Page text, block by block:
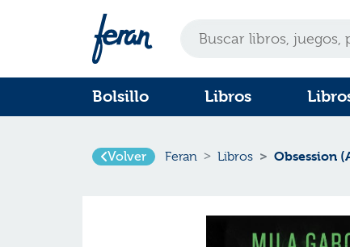
Bolsillo Libros
Volver Feran Libros Obsession